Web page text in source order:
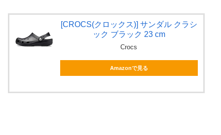
[CROCS(クロックス)] サンダル クラシ
ック ブラック 23 cm
Crocs
Amazonで見る